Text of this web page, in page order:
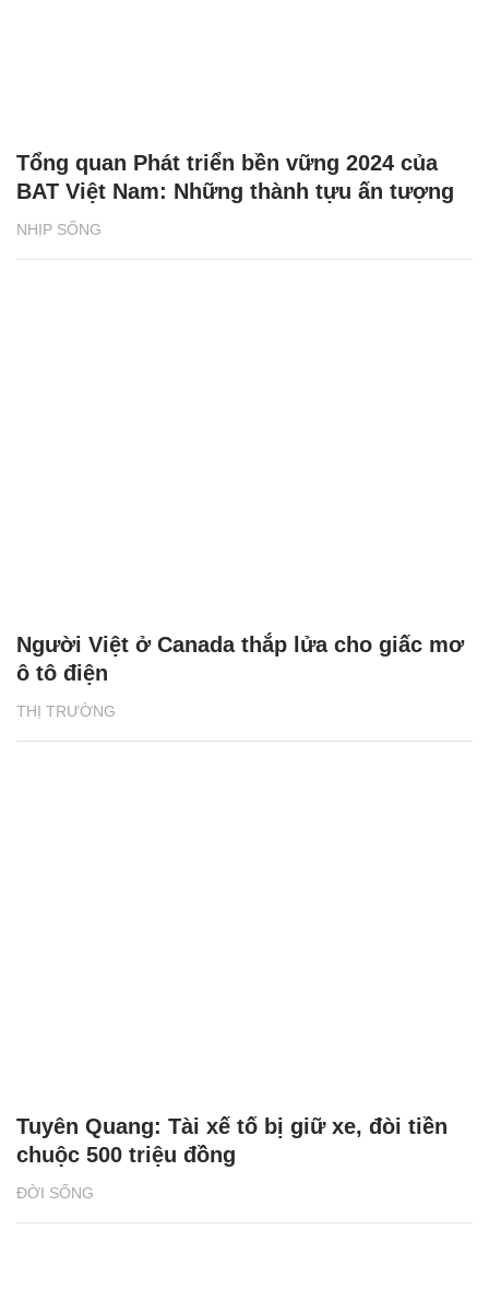
NHỊP SỐNG
Tổng quan Phát triển bền vững 2024 của
BAT Việt Nam: Những thành tựu ấn tượng
THỊ TRƯỜNG
Người Việt ở Canada thắp lửa cho giấc mơ
ô tô điện
ĐỜI SỐNG
Tuyên Quang: Tài xế tố bị giữ xe, đòi tiền
chuộc 500 triệu đồng